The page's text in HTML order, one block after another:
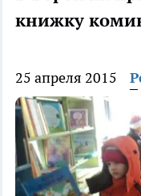
книжку
25 апреля 2015